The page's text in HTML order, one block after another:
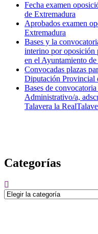
Fecha examen
de Extremadura
Aprobados examen
Extremadura
Bases y la
interino por oposición
en el Ayuntamiento
Convocadas plazas
Diputación Provincial
Bases de
Administrativo/a,
Talavera la
Categorías
Categorías